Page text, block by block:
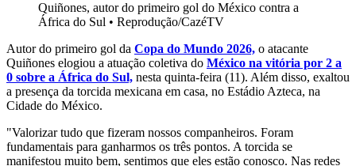
Quiñones, autor do primeiro gol do México contra a
África do Sul • Reprodução/CazéTV
Autor do primeiro gol da Copa do Mundo 2026, o atacante
Quiñones elogiou a atuação coletiva do México na vitória por 2 a
0 sobre a África do Sul, nesta quinta-feira (11). Além disso, exaltou
a presença da torcida mexicana em casa, no Estádio Azteca, na
Cidade do México.
"Valorizar tudo que fizeram nossos companheiros. Foram
fundamentais para ganharmos os três pontos. A torcida se
manifestou muito bem, sentimos que eles estão conosco. Nas redes